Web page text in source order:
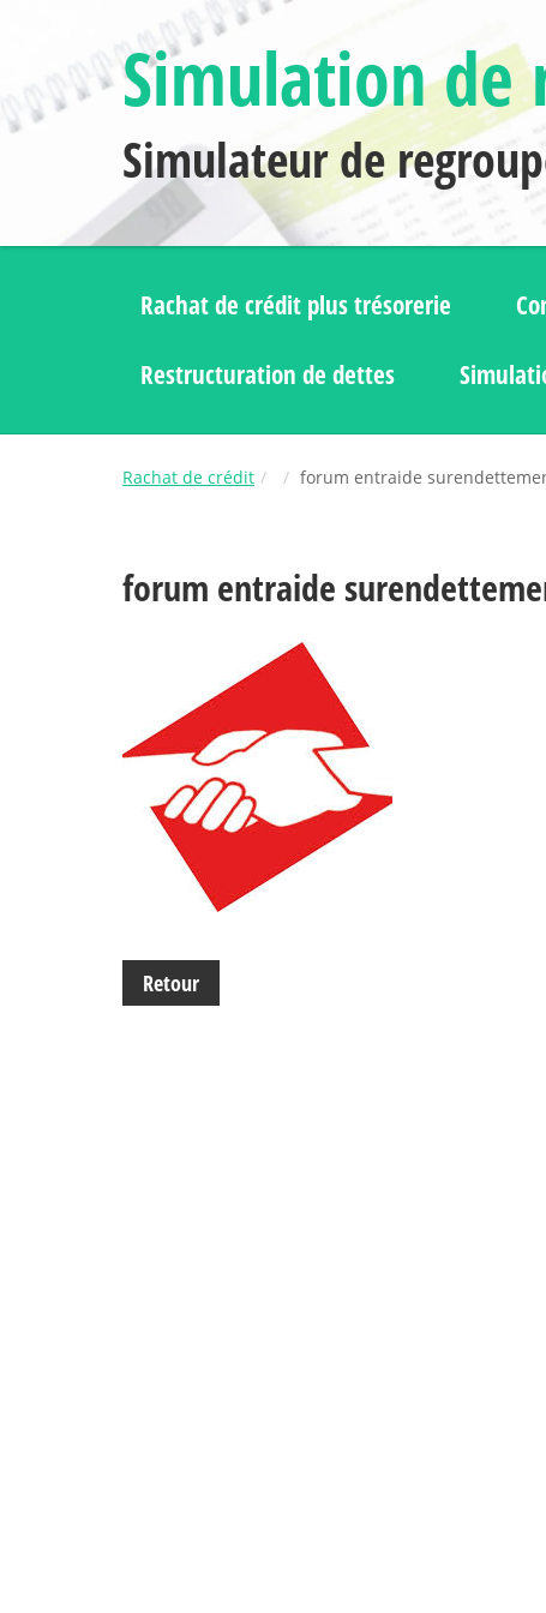
Simulation de
Simulateur de
Rachat de crédit plus trésorerie
Restructuration de dettes
Rachat de crédit forum entraide
forum entraide
Retour